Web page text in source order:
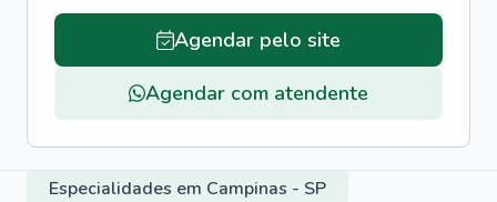
Agendar pelo site
Agendar com atendente
Especialidades em Campinas - SP